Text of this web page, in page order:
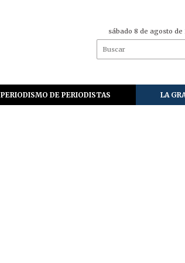
sábado 8 de agosto de
PERIODISMO DE PERIODISTAS LA